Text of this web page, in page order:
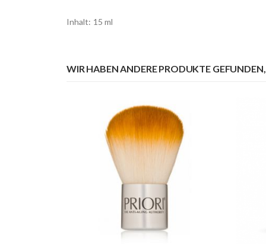
Inhalt: 15 ml
WIR HABEN ANDERE PRODUKTE